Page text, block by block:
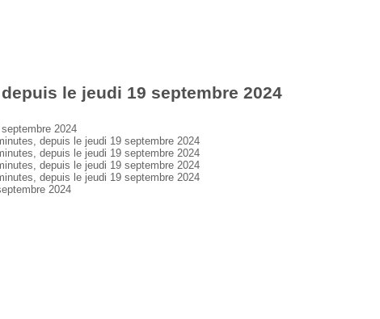
le jeudi 19 septembre 2024
2024
depuis le jeudi 19 septembre 2024
depuis le jeudi 19 septembre 2024
depuis le jeudi 19 septembre 2024
depuis le jeudi 19 septembre 2024
2024